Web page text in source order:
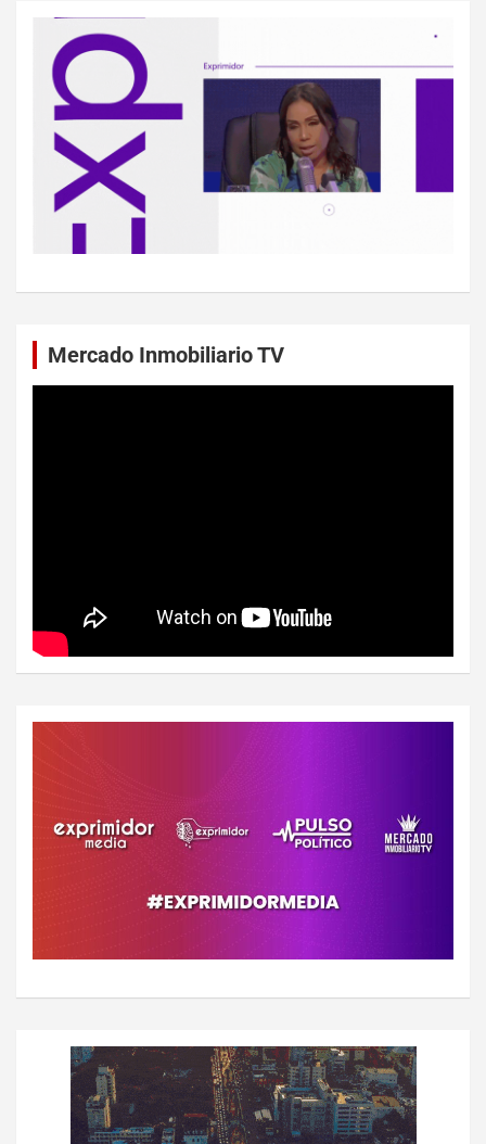
Mercado Inmobiliario TV